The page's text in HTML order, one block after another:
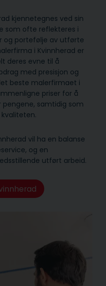
kjennetegnes ved sin
som ofte reflekteres i
og portefølje av utførte
i Kvinnherad er
deres evne til å
med presisjon og
beste malerfirmaet i
priser for å
samtidig som
vil ha en balanse
og en
utført arbeid.